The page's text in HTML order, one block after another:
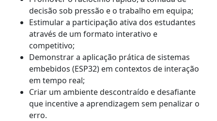
decisão sob pressão e o trabalho em equipa;
⁠Estimular a participação ativa dos estudantes
através de um formato interativo e
competitivo;
Demonstrar a aplicação prática de sistemas
embebidos (ESP32) em contextos de interação
em tempo real;
Criar um ambiente descontraído e desafiante
que incentive a aprendizagem sem penalizar o
erro.